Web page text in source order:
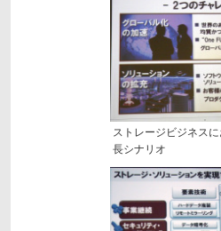
ストレージビジネス
長シナリオ